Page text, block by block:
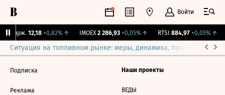
Войти
Бирж. 12,18 +0,82%↑ IMOEX 2 286,93 +0,05%↑ RTSI 884,97 +0,05%↑
Ситуация на топливном рынке: меры, динамика, прогнозы
Подписка
Реклама
Наши проекты
ВЕДЫ